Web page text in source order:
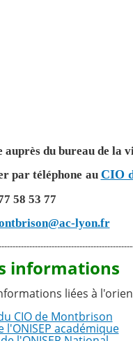
du bureau de la
par téléphone au CIO
58 53 77
lyon.fr
informations
liées à
CIO de Montbrison
l'ONISEP académique